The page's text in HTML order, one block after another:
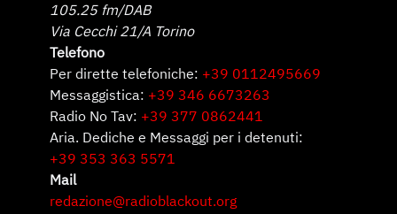
105.25 fm/DAB
Via Cecchi 21/A Torino
Telefono
Per dirette telefoniche: +39 0112495669
Messaggistica: +39 346 6673263
Radio No Tav: +39 377 0862441
Aria. Dediche e Messaggi per i detenuti:
+39 353 363 5571
Mail
redazione@radioblackout.org